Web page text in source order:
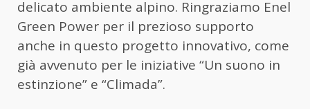
delicato ambiente alpino. Ringraziamo Enel
Green Power per il prezioso supporto
anche in questo progetto innovativo, come
già avvenuto per le iniziative “Un suono in
estinzione” e “Climada”.